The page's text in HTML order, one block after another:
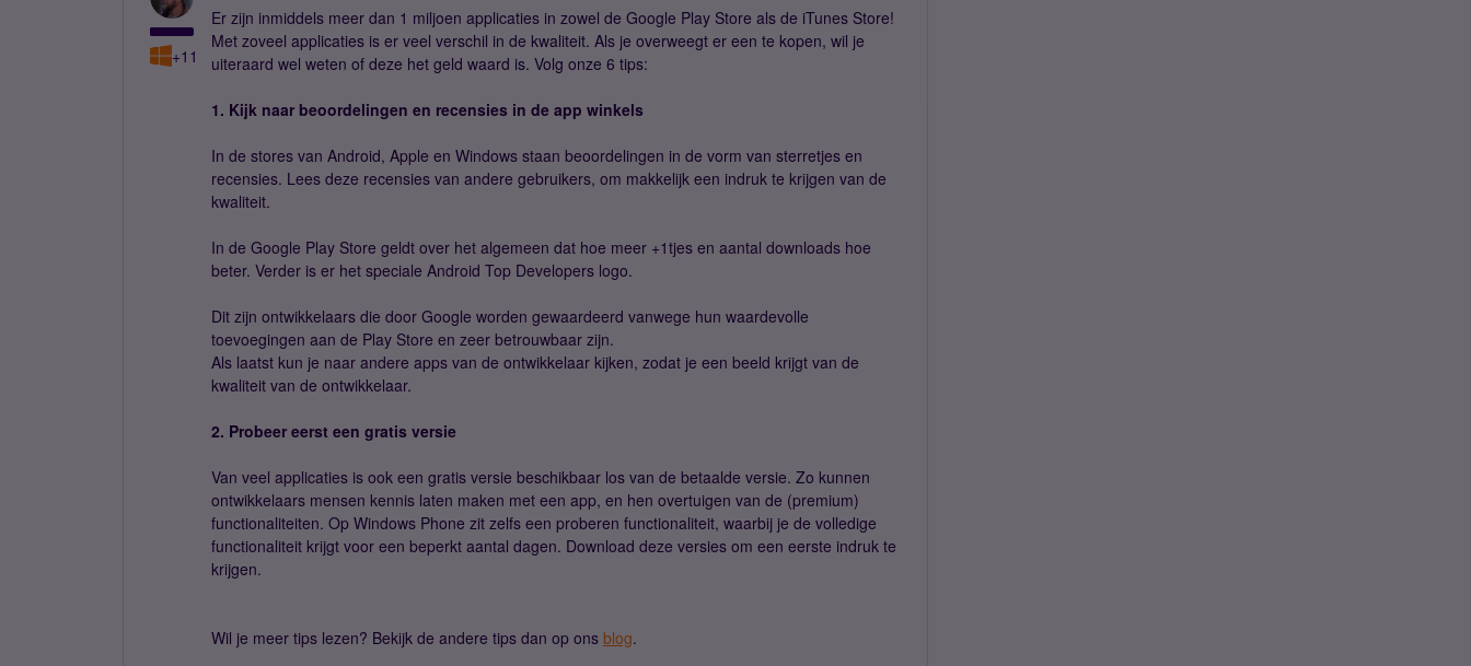
+11
Er zijn inmiddels meer dan 1 miljoen applicaties in zowel de Google Play Store als de iTunes Store!
Met zoveel applicaties is er veel verschil in de kwaliteit. Als je overweegt er een te kopen, wil je
uiteraard wel weten of deze het geld waard is. Volg onze 6 tips:
1. Kijk naar beoordelingen en recensies in de app winkels
In de stores van Android, Apple en Windows staan beoordelingen in de vorm van sterretjes en
recensies. Lees deze recensies van andere gebruikers, om makkelijk een indruk te krijgen van de
kwaliteit.
In de Google Play Store geldt over het algemeen dat hoe meer +1tjes en aantal downloads hoe
beter. Verder is er het speciale Android Top Developers logo.
Dit zijn ontwikkelaars die door Google worden gewaardeerd vanwege hun waardevolle
toevoegingen aan de Play Store en zeer betrouwbaar zijn.
Als laatst kun je naar andere apps van de ontwikkelaar kijken, zodat je een beeld krijgt van de
kwaliteit van de ontwikkelaar.
2. Probeer eerst een gratis versie
Van veel applicaties is ook een gratis versie beschikbaar los van de betaalde versie. Zo kunnen
ontwikkelaars mensen kennis laten maken met een app, en hen overtuigen van de (premium)
functionaliteiten. Op Windows Phone zit zelfs een proberen functionaliteit, waarbij je de volledige
functionaliteit krijgt voor een beperkt aantal dagen. Download deze versies om een eerste indruk te
krijgen.
Wil je meer tips lezen? Bekijk de andere tips dan op ons blog.